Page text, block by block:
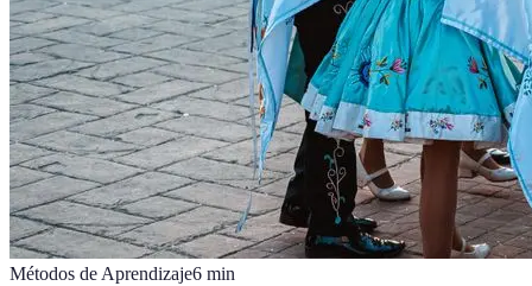
Métodos de Aprendizaje6 min